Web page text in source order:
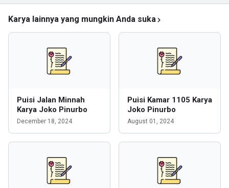
Karya lainnya yang mungkin Anda suka
Puisi Jalan Minnah
Karya Joko Pinurbo
December 18, 2024
Puisi Kamar 1105 Karya
Joko Pinurbo
August 01, 2024